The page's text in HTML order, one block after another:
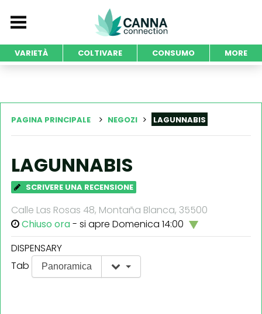
VARIETÀ COLTIVARE CONSUMO MORE
PAGINA PRINCIPALE NEGOZI LAGUNNABIS
LAGUNNABIS
SCRIVERE UNA RECENSIONE
Calle Las Rosas 48, Montaña Blanca, 35500
Chiuso ora- si apre Domenica 14:00
DISPENSARY
Tab
Panoramica